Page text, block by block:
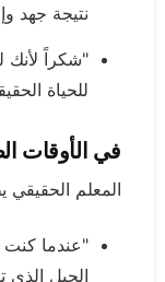
نتيجة جهد
"شكراً لأنك
للحياة
في الأوقات
المعلم
"عندما
الحبل